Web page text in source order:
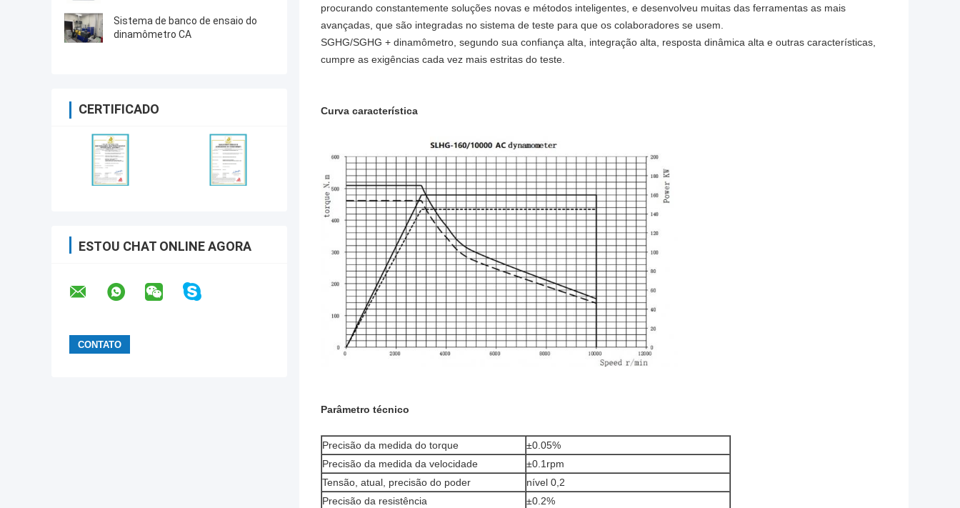
Sistema de banco de ensaio do
dinamômetro CA
CERTIFICADO
ESTOU CHAT ONLINE AGORA
procurando constantemente soluções novas e métodos inteligentes, e desenvolveu muitas das ferramentas as mais
avançadas, que são integradas no sistema de teste para que os colaboradores se usem.
SGHG/SGHG + dinamômetro, segundo sua confiança alta, integração alta, resposta dinâmica alta e outras características,
cumpre as exigências cada vez mais estritas do teste.
Curva característica
Parâmetro técnico
Precisão da medida do torque
±0.05%
Precisão da medida da velocidade
±0.1rpm
Tensão, atual, precisão do poder
nível 0,2
Precisão da resistência
±0.2%